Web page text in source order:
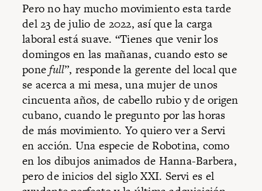
Pero no hay mucho movimiento esta tarde
del 23 de julio de 2022, así que la carga
laboral está suave. “Tienes que venir los
domingos en las mañanas, cuando esto se
ponefull”, responde la gerente del local que
se acerca a mi mesa, una mujer de unos
cincuenta años, de cabello rubio y de origen
cubano, cuando le pregunto por las horas
de más movimiento. Yo quiero ver a Servi
en acción. Una especie de Robotina, como
en los dibujos animados de Hanna-Barbera,
pero de inicios del siglo XXI. Servi es el